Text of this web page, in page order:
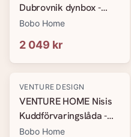
Dubrovnik dynbox -
plast, svart, 490 l
Bobo Home
2 049 kr
VENTURE DESIGN
VENTURE HOME Nisis
Kuddförvaringslåda -
Svart
Bobo Home